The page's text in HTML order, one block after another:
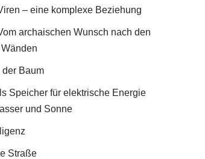
– eine komplexe Beziehung
archaischen Wunsch nach den
der Baum
Speicher für elektrische Energie
und Sonne
Straße